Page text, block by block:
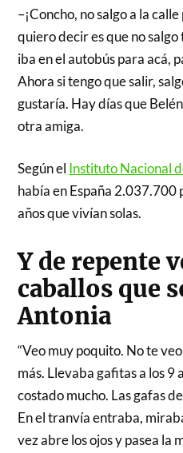
–¡Concho, no salgo a la
quiero decir es que no
iba en el autobús para acá,
Ahora si tengo que salir,
gustaría. Hay días que
otra amiga.
Según el Instituto Nacional
había en España 2.037.700
años que vivían solas.
Y de repente
caballos que
Antonia
“Veo muy poquito. No te
más. Llevaba gafitas a los 9
costado mucho. Las gafas
En el tranvía entraba,
vez abre los ojos y pasea la